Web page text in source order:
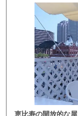
恵比寿の開放的な